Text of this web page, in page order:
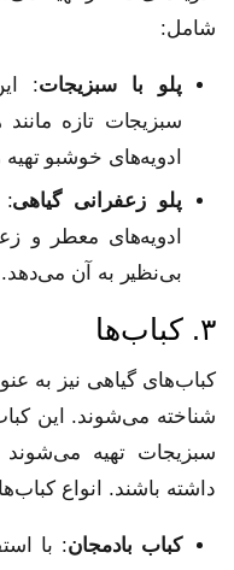
شامل:
پلو با سبزیجات:
سبزیجات تازه
ادویه‌های خوشبو
پلو زعفرانی گیاهی:
ادویه‌های معطر و
بی‌نظیر به آن می‌دهد.
۳. کباب‌ها
کباب‌های گیاهی نیز به
شناخته می‌شوند. این
سبزیجات تهیه
داشته باشند. انواع
کباب بادمجان: با